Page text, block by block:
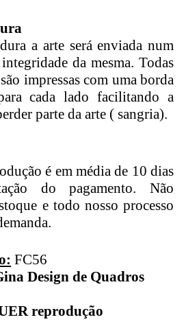
a arte será enviada num
da mesma. Todas
impressas com uma borda
cada lado facilitando a
parte da arte ( sangria).
é em média de 10 dias
do pagamento. Não
e todo nosso processo
FC56
Design de Quadros
reprodução